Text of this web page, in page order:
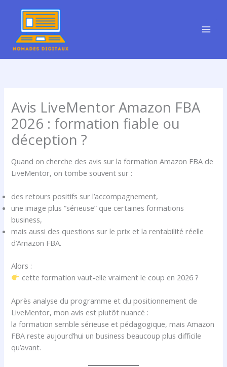
contenu
Avis LiveMentor Amazon FBA
2026 : formation fiable ou
déception ?
Quand on cherche des avis sur la formation Amazon FBA de
LiveMentor, on tombe souvent sur :
des retours positifs sur l’accompagnement,
une image plus “sérieuse” que certaines formations
business,
mais aussi des questions sur le prix et la rentabilité réelle
d’Amazon FBA.
Alors :
cette formation vaut-elle vraiment le coup en 2026 ?
Après analyse du programme et du positionnement de
LiveMentor, mon avis est plutôt nuancé :
la formation semble sérieuse et pédagogique, mais Amazon
FBA reste aujourd’hui un business beaucoup plus difficile
qu’avant.